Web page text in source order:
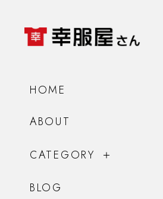
HOME
ABOUT
CATEGORY
BLOG